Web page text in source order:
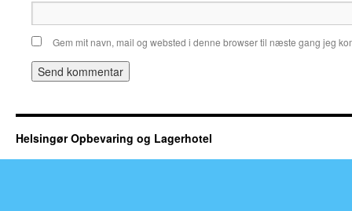
Gem mit navn, mail og websted i denne browser til næste gang jeg
Helsingør Opbevaring og Lagerhotel